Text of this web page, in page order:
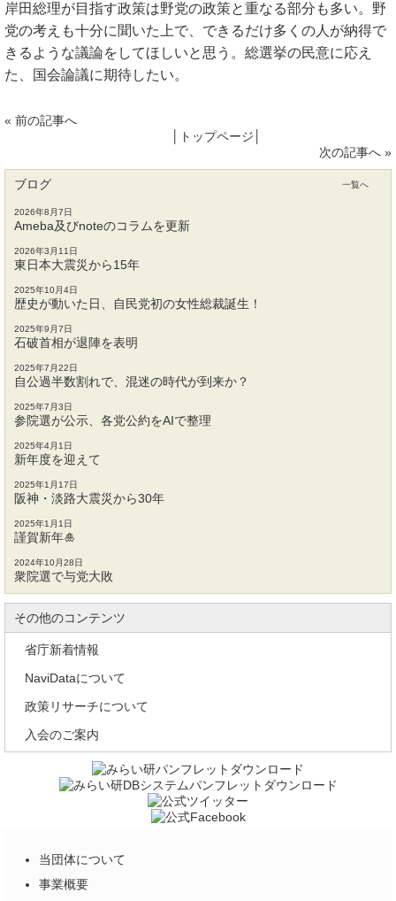
岸田総理が目指す政策は野党の政策と重なる部分も多い。野
党の考えも十分に聞いた上で、できるだけ多くの人が納得で
きるような議論をしてほしいと思う。総選挙の民意に応え
た、国会論議に期待したい。
« 前の記事へ
トップページ
次の記事へ »
ブログ 一覧へ
2026年8月7日
Ameba及びnoteのコラムを更新
2026年3月11日
東日本大震災から15年
2025年10月4日
歴史が動いた日、自民党初の女性総裁誕生！
2025年9月7日
石破首相が退陣を表明
2025年7月22日
自公過半数割れで、混迷の時代が到来か？
2025年7月3日
参院選が公示、各党公約をAIで整理
2025年4月1日
新年度を迎えて
2025年1月17日
阪神・淡路大震災から30年
2025年1月1日
謹賀新年🎍
2024年10月28日
衆院選で与党大敗
その他のコンテンツ
省庁新着情報
NaviDataについて
政策リサーチについて
入会のご案内
当団体について
事業概要